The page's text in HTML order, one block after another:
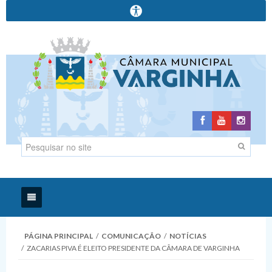
Institucional
PÁGINA PRINCIPAL / COMUNICAÇÃO / NOTÍCIAS
/ ZACARIAS PIVA É ELEITO PRESIDENTE DA CÂMARA DE VARGINHA